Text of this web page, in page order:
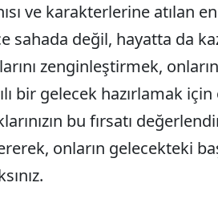
ve karakterlerine atılan
sahada değil, hayatta da
zenginleştirmek,
bir gelecek hazırlamak
bu fırsatı
onların gelecekteki